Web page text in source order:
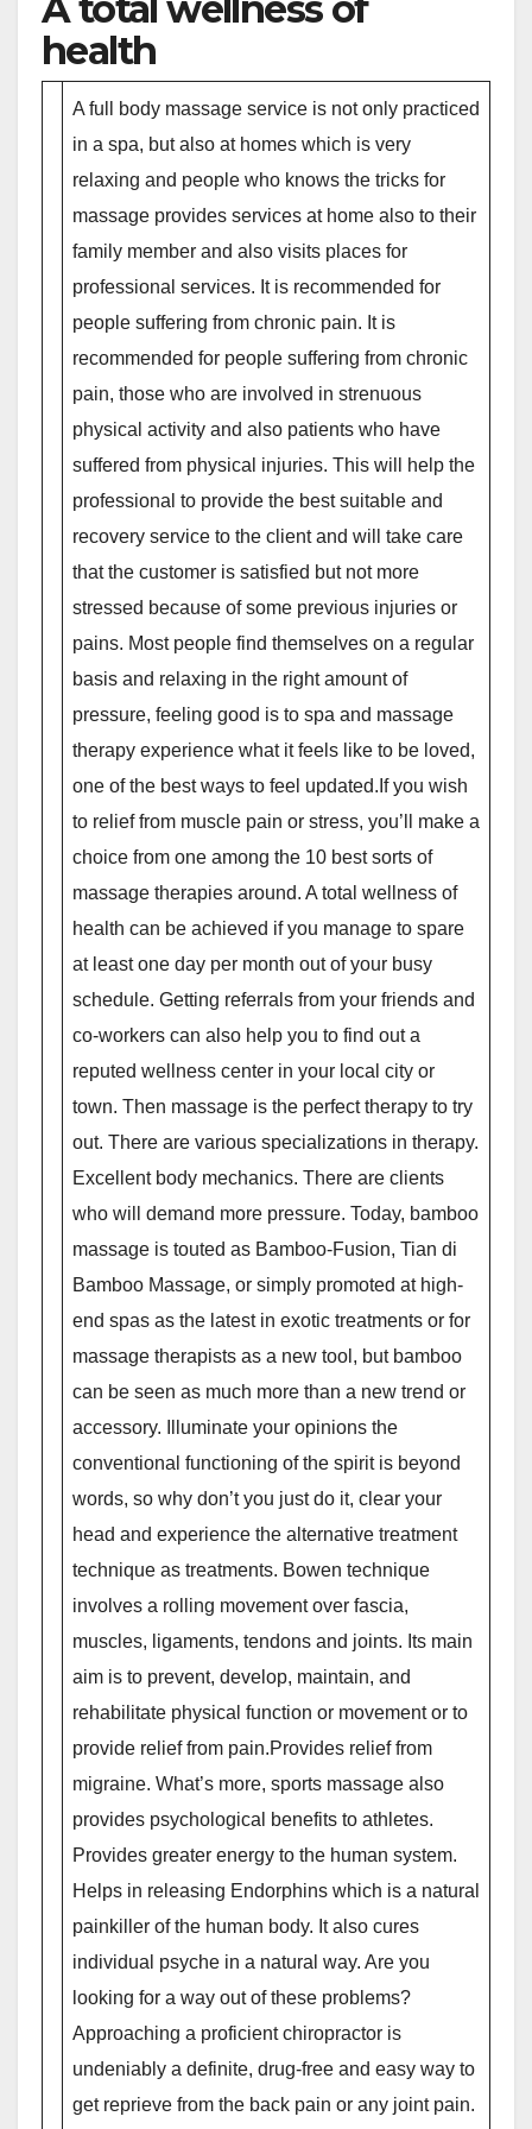
health
A full body massage service is not only practiced
in a spa, but also at homes which is very
relaxing and people who knows the tricks for
massage provides services at home also to their
family member and also visits places for
professional services. It is recommended for
people suffering from chronic pain. It is
recommended for people suffering from chronic
pain, those who are involved in strenuous
physical activity and also patients who have
suffered from physical injuries. This will help the
professional to provide the best suitable and
recovery service to the client and will take care
that the customer is satisfied but not more
stressed because of some previous injuries or
pains. Most people find themselves on a regular
basis and relaxing in the right amount of
pressure, feeling good is to spa and massage
therapy experience what it feels like to be loved,
one of the best ways to feel updated.If you wish
to relief from muscle pain or stress, you’ll make a
choice from one among the 10 best sorts of
massage therapies around. A total wellness of
health can be achieved if you manage to spare
at least one day per month out of your busy
schedule. Getting referrals from your friends and
co-workers can also help you to find out a
reputed wellness center in your local city or
town. Then massage is the perfect therapy to try
out. There are various specializations in therapy.
Excellent body mechanics. There are clients
who will demand more pressure. Today, bamboo
massage is touted as Bamboo-Fusion, Tian di
Bamboo Massage, or simply promoted at high-
end spas as the latest in exotic treatments or for
massage therapists as a new tool, but bamboo
can be seen as much more than a new trend or
accessory. Illuminate your opinions the
conventional functioning of the spirit is beyond
words, so why don’t you just do it, clear your
head and experience the alternative treatment
technique as treatments. Bowen technique
involves a rolling movement over fascia,
muscles, ligaments, tendons and joints. Its main
aim is to prevent, develop, maintain, and
rehabilitate physical function or movement or to
provide relief from pain.Provides relief from
migraine. What’s more, sports massage also
provides psychological benefits to athletes.
Provides greater energy to the human system.
Helps in releasing Endorphins which is a natural
painkiller of the human body. It also cures
individual psyche in a natural way. Are you
looking for a way out of these problems?
Approaching a proficient chiropractor is
undeniably a definite, drug-free and easy way to
get reprieve from the back pain or any joint pain.